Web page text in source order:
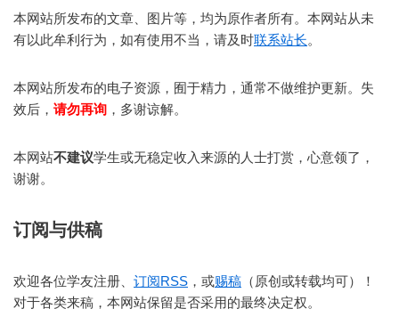
本网站所发布的文章、图片等，均为原作者所有。本网站从未
有以此牟利行为，如有使用不当，请及时联系站长。
本网站所发布的电子资源，囿于精力，通常不做维护更新。失
效后， 请勿再询 ，多谢谅解。
本网站不建议学生或无稳定收入来源的人士打赏，心意领了，
谢谢。
订阅与供稿
欢迎各位学友注册、 订阅RSS ，或赐稿 （原创或转载均可）！
对于各类来稿，本网站保留是否采用的最终决定权。